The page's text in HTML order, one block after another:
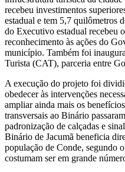
recebeu investimentos
estadual e tem 5,7 quilômetros
do Executivo estadual recebeu
reconhecimento às ações do
município. Também foi
Turista (CAT), parceria entre
A execução do projeto foi
obedecer às intervenções
ampliar ainda mais os
transversais ao Binário
padronização de calçadas e
Binário de Jacumã beneficia
população de Conde, segundo
costumam ser em grande